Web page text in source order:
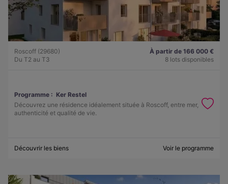
Roscoff (29680)
Du T2 au T3
À partir de 166 000 €
8 lots disponibles
Programme : Ker Restel
Découvrez une résidence idéalement située à Roscoff, entre mer,
authenticité et qualité de vie.
Découvrir les biens Voir le programme